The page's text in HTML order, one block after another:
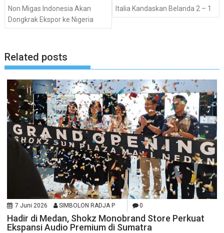
Non Migas Indonesia Akan
Dongkrak Ekspor ke Nigeria
Italia Kandaskan Belanda 2 – 1
Related posts
7 Juni 2026 SIMBOLON RADJA P 0
Hadir di Medan, Shokz Monobrand Store Perkuat
Ekspansi Audio Premium di Sumatra